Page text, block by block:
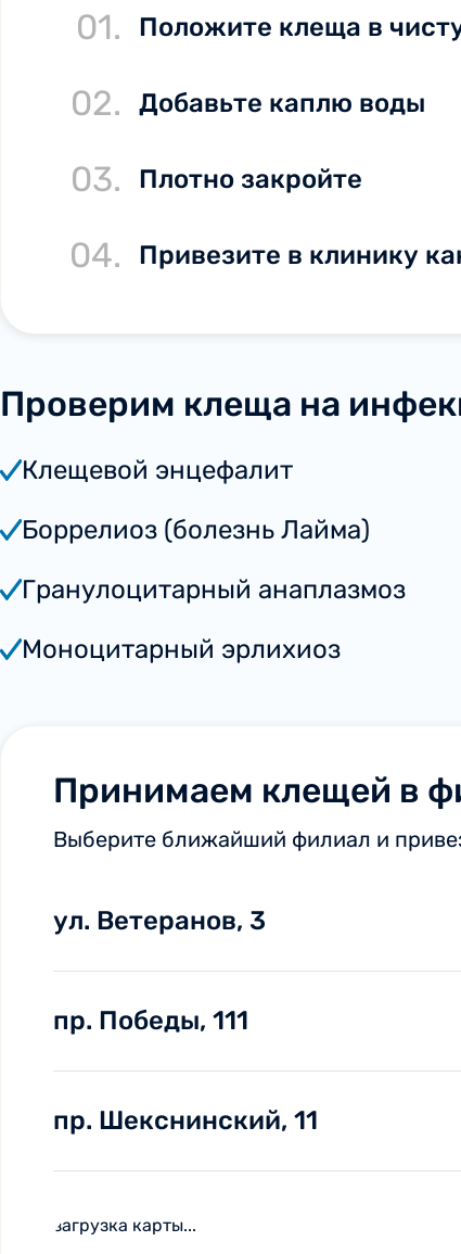
01. Положите клеща в
02. Добавьте каплю воды
03. Плотно закройте
04. Привезите в клинику
Проверим клеща на
Клещевой энцефалит
Боррелиоз (болезнь Лайма)
Гранулоцитарный анаплазмоз
Моноцитарный эрлихиоз
Принимаем клещей в
Выберите ближайший филиал и
ул. Ветеранов, 3
пр. Победы, 111
пр. Шекснинский, 11
загрузка карты...